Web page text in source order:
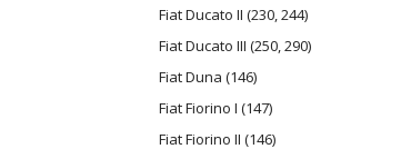
Fiat Ducato II (230, 244)
Fiat Ducato III (250, 290)
Fiat Duna (146)
Fiat Fiorino I (147)
Fiat Fiorino II (146)